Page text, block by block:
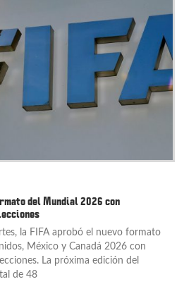
del Mundial 2026 con
la FIFA aprobó el nuevo formato
México y Canadá 2026 con
La próxima edición del
de 48